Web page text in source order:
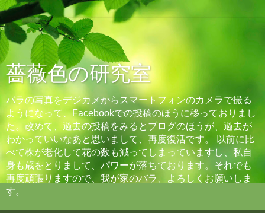
薔薇色の研究室
バラの写真をデジカメからスマートフォンのカメラで撮る
ようになって、Facebookでの投稿のほうに移っておりまし
た。改めて、過去の投稿をみるとブログのほうが、過去が
わかっていいなあと思いまして、再度復活です。 以前に比
べて株が老化して花の数も減ってしまっていますし、私自
身も歳をとりまして、パワーが落ちております。それでも
再度頑張りますので、我が家のバラ、よろしくお願いしま
す。